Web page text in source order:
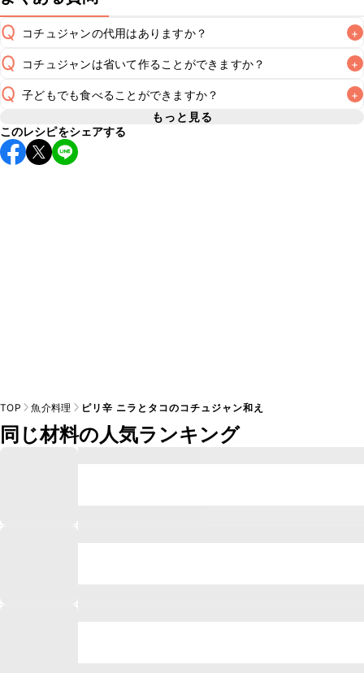
Q コチュジャンの代用はありますか？ +
A
Q コチュジャンは省いて作ることができますか？ +
A
使用量が少ない場合は省いてもお作りいただけますが、メイ
ンの味付けとして使用している場合は省くと味がぼやける可
能性があるため、 こちら
Q 子どもでも食べることができますか？ +
コチュジャンは甘辛い風味が特徴の食材なため、お子様や辛
い味付けが苦手な方は風味や刺激を強く感じる可能性がござ
います。使用する食材や味付けにつきましては普段のお子様
もっと見る
このレシピをシェアする
TOP 魚介料理 ピリ辛 ニラとタコのコチュジャン和え
同じ材料の人気ランキング